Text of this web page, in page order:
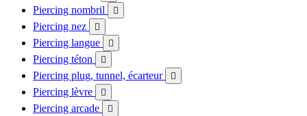
Piercing nombril 
Piercing nez 
Piercing langue 
Piercing téton 
Piercing plug, tunnel, écarteur 
Piercing lèvre 
Piercing arcade 